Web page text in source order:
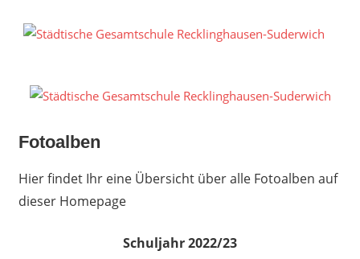
Inhalt
Fotoalben
Hier findet Ihr eine Übersicht über alle Fotoalben auf
dieser Homepage
Schuljahr 2022/23